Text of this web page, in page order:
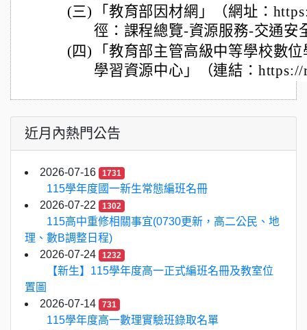
(三)
「教育部因材網」（網址：
徑：課程總覽-資源服務-交通安
(四)
「教育部主管高級中等學校數
學習資源中心」（連結：
近月內熱門公告
2026-07-16 1731
115學年度國一新生常態編班名冊
2026-07-22
1302
115高中重修相關事宜(0730更新，高二公民、地
理、數B調整日程)
2026-07-24
1232
【新生】115學年度高一正式編班名冊及教室位
置圖
2026-07-14
731
115學年度高一數理實驗班錄取名單